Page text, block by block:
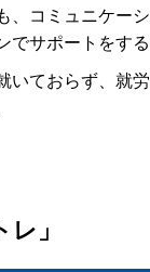
、コミュニケー
サポートをす
いておらず、就
」